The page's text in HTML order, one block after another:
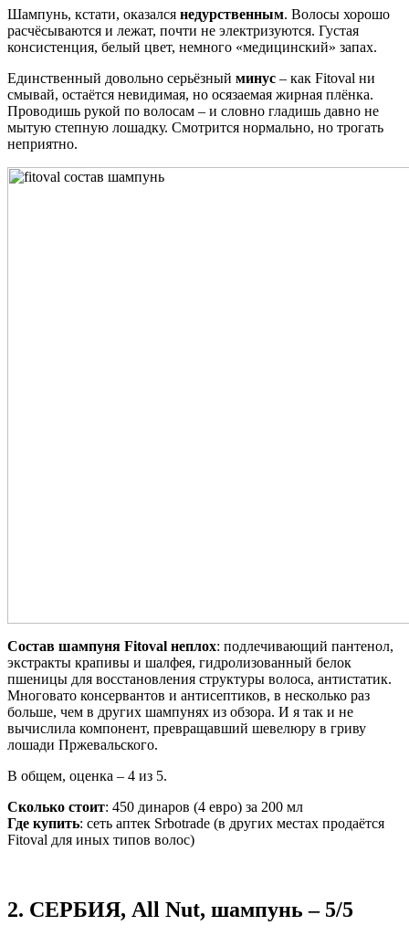
Шампунь, кстати, оказался недурственным. Волосы хорошо
расчёсываются и лежат, почти не электризуются. Густая
консистенция, белый цвет, немного «медицинский» запах.
Единственный довольно серьёзный минус – как Fitoval ни
смывай, остаётся невидимая, но осязаемая жирная плёнка.
Проводишь рукой по волосам – и словно гладишь давно не
мытую степную лошадку. Смотрится нормально, но трогать
неприятно.
Состав шампуня Fitoval неплох: подлечивающий пантенол,
экстракты крапивы и шалфея, гидролизованный белок
пшеницы для восстановления структуры волоса, антистатик.
Многовато консервантов и антисептиков, в несколько раз
больше, чем в других шампунях из обзора. И я так и не
вычислила компонент, превращавший шевелюру в гриву
лошади Пржевальского.
В общем, оценка – 4 из 5.
Сколько стоит: 450 динаров (4 евро) за 200 мл
Где купить: сеть аптек Srbotrade (в других местах продаётся
Fitoval для иных типов волос)
2. СЕРБИЯ, All Nut, шампунь – 5/5